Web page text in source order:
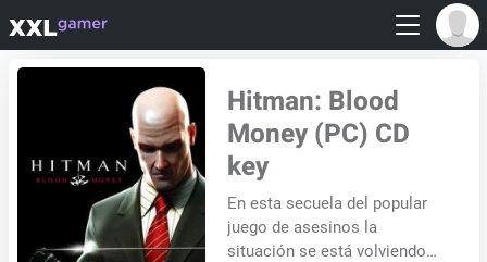
Hitman: Blood
Money (PC) CD
key
En esta secuela del popular
juego de asesinos la
situación se está volviendo